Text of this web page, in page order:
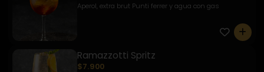
Aperol, extra brut Punti ferrer y agua con gas
0
Ramazzotti Spritz
$7.900